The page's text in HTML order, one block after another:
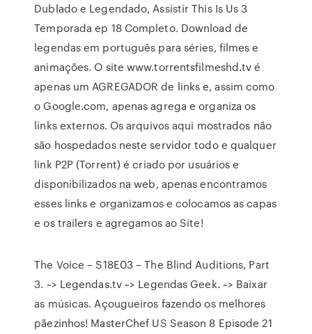
Dublado e Legendado, Assistir This Is Us 3
Temporada ep 18 Completo. Download de
legendas em português para séries, filmes e
animações. O site www.torrentsfilmeshd.tv é
apenas um AGREGADOR de links e, assim como
o Google.com, apenas agrega e organiza os
links externos. Os arquivos aqui mostrados não
são hospedados neste servidor todo e qualquer
link P2P (Torrent) é criado por usuários e
disponibilizados na web, apenas encontramos
esses links e organizamos e colocamos as capas
e os trailers e agregamos ao Site!
The Voice – S18E03 – The Blind Auditions, Part
3. ~> Legendas.tv ~> Legendas Geek. ~> Baixar
as músicas. Açougueiros fazendo os melhores
pãezinhos! MasterChef US Season 8 Episode 21